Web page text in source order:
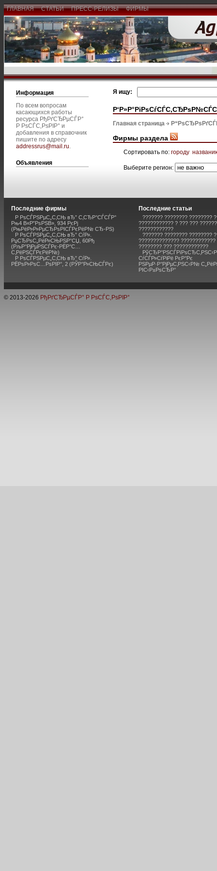
ГЛАВНАЯ СТАТЬИ ПРЕСС-РЕЛИЗЫ ФИРМЫ
Информация
По всем вопросам
касающихся работы
ресурса РђРґСЂРµСЃР°
Р РѕСЃС‚РѕРІР° и
добавления в справочник
пишите по адресу
addressrus@mail.ru.
Объявления
Я ищу:
Главная страница
Фирмы раздела
Сортировать по: городу
Выберите регион:
Последние фирмы
Р РѕСЃРЅРµС„С‚СЊ вЂ” С‚СЂР°СЃСЃР°
Рњ4 В«Р”РѕРЅВ», 934 РєРј
(РњРёР»Р»РµСЂРѕРІСЃРєРёР№ СЂ-РЅ)
Р РѕСЃРЅРµС„С‚СЊ вЂ” СѓР».
РџСЂРѕС„РёР»СЊРЅР°СЏ, 60Рђ
(РљР°РјРµРЅСЃРє-РЁР°С…
С‚РёРЅСЃРєРёР№)
Р РѕСЃРЅРµС„С‚СЊ вЂ” СѓР».
РЁРѕР»РѕС…РѕРІР°, 2 (РЎР°Р»СЊСЃРє)
Последние статьи
??????? ???????? ???????? ?
???????????? ? ??? ???
????????????
??????? ???????? ???????? ?
?????????????? ????????????
???????? ??? ????????????
СѓСЃР»СѓРіРё РєР°Рє
РЅРµР·Р°РјРµС‚РЅС‹Р№
РІС‹Р±РѕСЂР°
© 2013-2026 РђРґСЂРµСЃР° Р РѕСЃС‚РѕРІР°